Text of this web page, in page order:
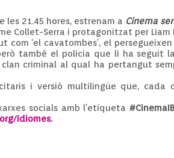
les 21.45 hores, estrenam a Cinema
Collet-Serra i protagonitzat per Liam
com ‘el cavatombes’, el
també el policia que li ha seguit
criminal al qual ha pertangut
i versió multilingüe que, cada
socials amb l’etiqueta
idiomes.